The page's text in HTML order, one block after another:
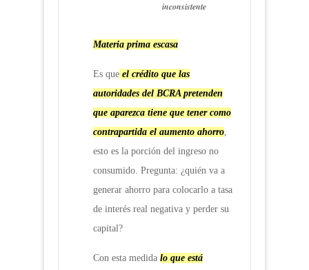
inconsistente
Materia prima escasa
Es que el crédito que las
autoridades del BCRA pretenden
que aparezca tiene que tener como
contrapartida el aumento ahorro,
esto es la porción del ingreso no
consumido. Pregunta: ¿quién va a
generar ahorro para colocarlo a tasa
de interés real negativa y perder su
capital?
Con esta medida lo que está